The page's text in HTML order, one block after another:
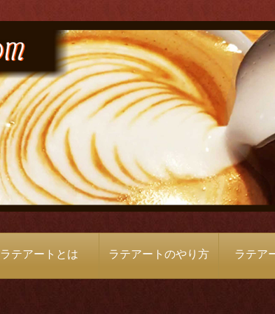
ラテアートとは ラテアートのやり方 ラテア